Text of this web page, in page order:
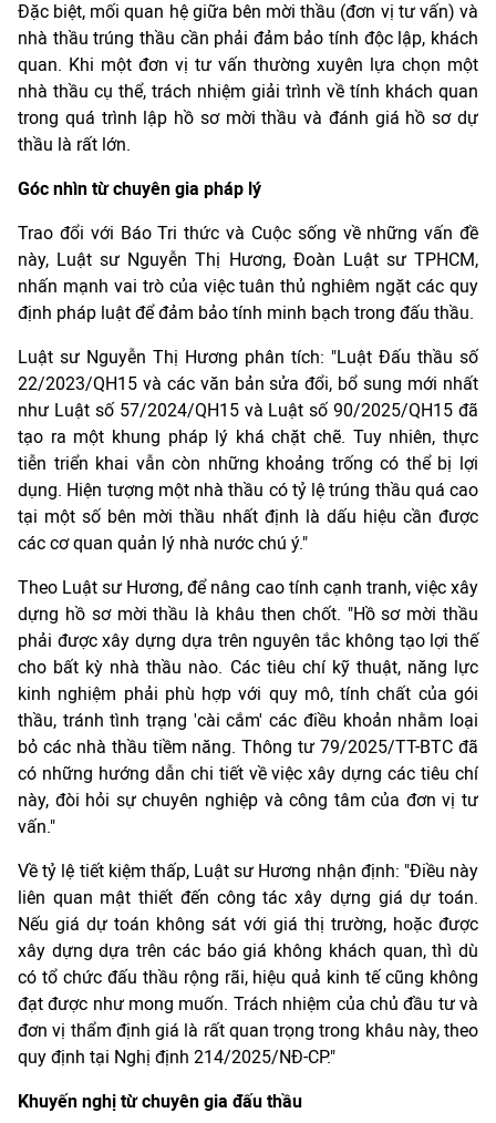
Đặc biệt, mối quan hệ giữa bên mời thầu (đơn vị tư vấn) và
nhà thầu trúng thầu cần phải đảm bảo tính độc lập, khách
quan. Khi một đơn vị tư vấn thường xuyên lựa chọn một
nhà thầu cụ thể, trách nhiệm giải trình về tính khách quan
trong quá trình lập hồ sơ mời thầu và đánh giá hồ sơ dự
thầu là rất lớn.
Góc nhìn từ chuyên gia pháp lý
Trao đổi với Báo Tri thức và Cuộc sống về những vấn đề
này, Luật sư Nguyễn Thị Hương, Đoàn Luật sư TPHCM,
nhấn mạnh vai trò của việc tuân thủ nghiêm ngặt các quy
định pháp luật để đảm bảo tính minh bạch trong đấu thầu.
Luật sư Nguyễn Thị Hương phân tích: "Luật Đấu thầu số
22/2023/QH15 và các văn bản sửa đổi, bổ sung mới nhất
như Luật số 57/2024/QH15 và Luật số 90/2025/QH15 đã
tạo ra một khung pháp lý khá chặt chẽ. Tuy nhiên, thực
tiễn triển khai vẫn còn những khoảng trống có thể bị lợi
dụng. Hiện tượng một nhà thầu có tỷ lệ trúng thầu quá cao
tại một số bên mời thầu nhất định là dấu hiệu cần được
các cơ quan quản lý nhà nước chú ý."
Theo Luật sư Hương, để nâng cao tính cạnh tranh, việc xây
dựng hồ sơ mời thầu là khâu then chốt. "Hồ sơ mời thầu
phải được xây dựng dựa trên nguyên tắc không tạo lợi thế
cho bất kỳ nhà thầu nào. Các tiêu chí kỹ thuật, năng lực
kinh nghiệm phải phù hợp với quy mô, tính chất của gói
thầu, tránh tình trạng 'cài cắm' các điều khoản nhằm loại
bỏ các nhà thầu tiềm năng. Thông tư 79/2025/TT-BTC đã
có những hướng dẫn chi tiết về việc xây dựng các tiêu chí
này, đòi hỏi sự chuyên nghiệp và công tâm của đơn vị tư
vấn."
Về tỷ lệ tiết kiệm thấp, Luật sư Hương nhận định: "Điều này
liên quan mật thiết đến công tác xây dựng giá dự toán.
Nếu giá dự toán không sát với giá thị trường, hoặc được
xây dựng dựa trên các báo giá không khách quan, thì dù
có tổ chức đấu thầu rộng rãi, hiệu quả kinh tế cũng không
đạt được như mong muốn. Trách nhiệm của chủ đầu tư và
đơn vị thẩm định giá là rất quan trọng trong khâu này, theo
quy định tại Nghị định 214/2025/NĐ-CP."
Khuyến nghị từ chuyên gia đấu thầu